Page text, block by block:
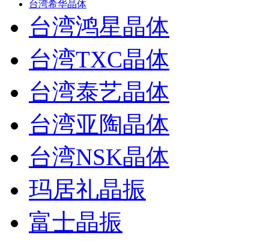
台湾希华晶体
台湾鸿星晶体
台湾TXC晶体
台湾泰艺晶体
台湾亚陶晶体
台湾NSK晶体
玛居礼晶振
富士晶振